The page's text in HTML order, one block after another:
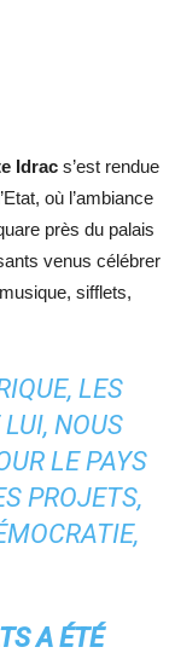
Idrac s’est rendue
où l’ambiance
près du palais
venus célébrer
sifflets,
LES
NOUS
LE PAYS
PROJETS,
A ÉTÉ